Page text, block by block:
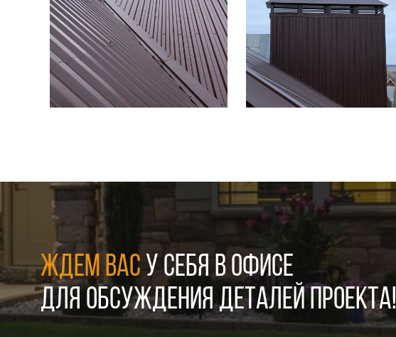
ЖДЕМ ВАС У СЕБЯ В ОФИСЕ
ДЛЯ ОБСУЖДЕНИЯ ДЕТАЛЕЙ ПРОЕКТА!